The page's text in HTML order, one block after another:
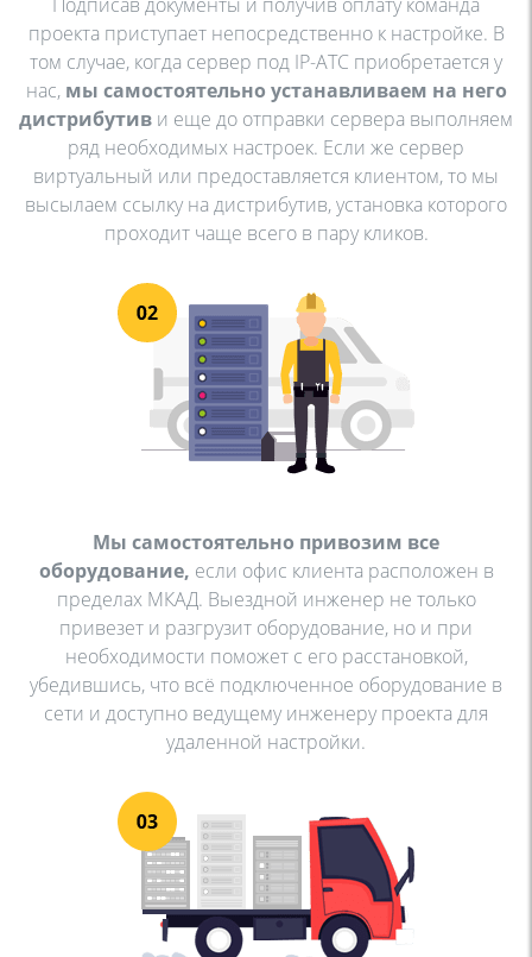
проекта приступает непосредственно к настройке. В
том случае, когда сервер под IP-АТС приобретается у
нас, мы самостоятельно устанавливаем на него
дистрибутив и еще до отправки сервера выполняем
ряд необходимых настроек. Если же сервер
виртуальный или предоставляется клиентом, то мы
высылаем ссылку на дистрибутив, установка которого
проходит чаще всего в пару кликов.
Мы самостоятельно привозим все
оборудование, если офис клиента расположен в
пределах МКАД. Выездной инженер не только
привезет и разгрузит оборудование, но и при
необходимости поможет с его расстановкой,
убедившись, что всё подключенное оборудование в
сети и доступно ведущему инженеру проекта для
удаленной настройки.